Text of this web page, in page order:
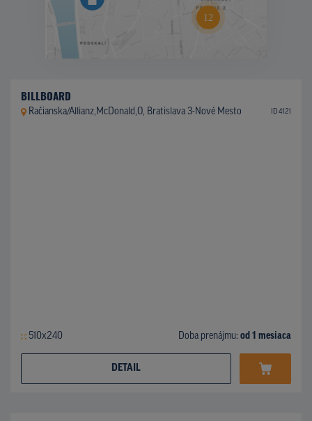
BILLBOARD
Račianska/Allianz,McDonald,O, Bratislava 3-Nové Mesto ID 4121
510x240 Doba prenájmu: od 1 mesiaca
DETAIL